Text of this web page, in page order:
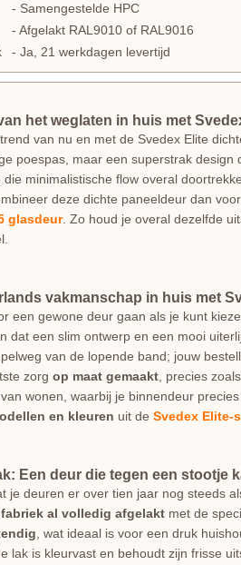
- Samengestelde HPC
- Afgelakt RAL9010 of RAL9016
- Ja, 21 werkdagen levertijd
het weglaten in huis met
van nu en met de Svedex Elite
poespas, maar een superstrak
die minimalistische flow overal
deze dichte paneeldeur dan
glasdeur. Zo houd je overal dezelfde
vakmanschap in huis met
een gewone deur gaan als je kunt
dat een slim ontwerp en een mooi
van de lopende band; jouw
zorg op maat gemaakt , precies
wonen, waarbij je binnendeur
en kleuren uit de Svedex Elite-
Een deur die tegen een stootje
je deuren er over tien jaar nog steeds
al volledig afgelakt met de
, wat ideaal is voor een druk
lak is kleurvast en behoudt zijn frisse